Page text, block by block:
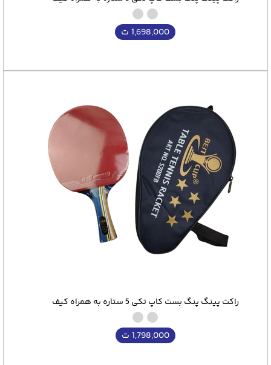
1,698,000 ت
راکت پینگ پنگ بست کاپ تکی 5 ستاره به همراه کیف
1,798,000 ت